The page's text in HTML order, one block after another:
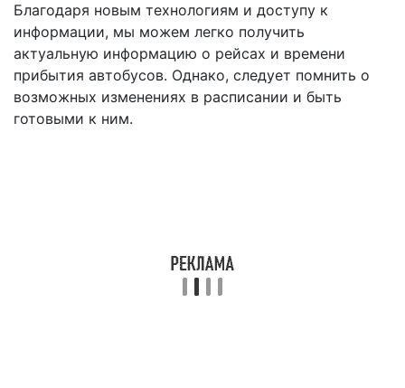
Благодаря новым технологиям и доступу к
информации, мы можем легко получить
актуальную информацию о рейсах и времени
прибытия автобусов. Однако, следует помнить о
возможных изменениях в расписании и быть
готовыми к ним.